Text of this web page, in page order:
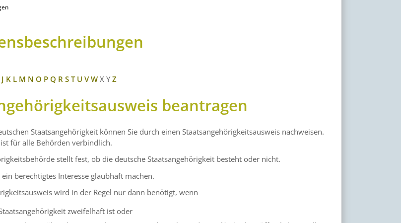
J K L M N O P Q R S T U V W X Y Z
beantragen
Staatsangehörigkeit können Sie durch einen Staatsangehörigkeitsausweis nachweisen.
für alle Behörden verbindlich.
stellt fest, ob die deutsche Staatsangehörigkeit besteht oder nicht.
ein berechtigtes Interesse glaubhaft machen.
wird in der Regel nur dann benötigt, wenn
zweifelhaft ist oder